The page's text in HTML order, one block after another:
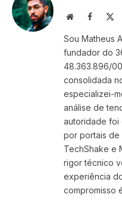
WebsiteFacebook
Sou Matheus
fundador do
48.363.896/
consolidada
especializei-
análise de
autoridade foi
por portais de
TechShake e
rigor técnico
experiência
compromisso